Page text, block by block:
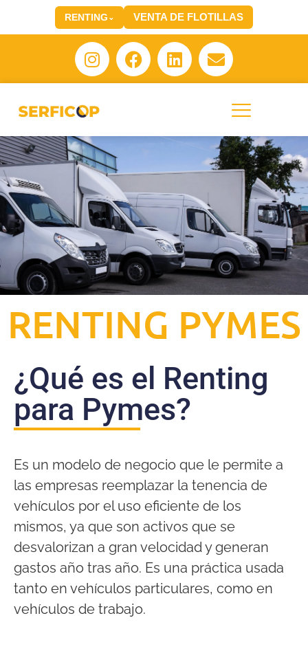
RENTING ⌄ VENTA DE FLOTILLAS
RENTING PYMES
¿Qué es el Renting
para Pymes?
Es un modelo de negocio que le permite a
las empresas reemplazar la tenencia de
vehículos por el uso eficiente de los
mismos, ya que son activos que se
desvalorizan a gran velocidad y generan
gastos año tras año. Es una práctica usada
tanto en vehículos particulares, como en
vehículos de trabajo.